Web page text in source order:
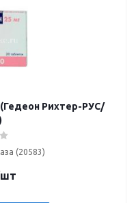
Рихтер-РУС/
(20583)